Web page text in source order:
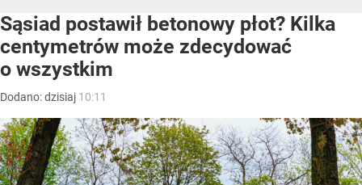
Sąsiad postawił betonowy płot? Kilka
centymetrów może zdecydować
o wszystkim
Dodano:dzisiaj 10:11